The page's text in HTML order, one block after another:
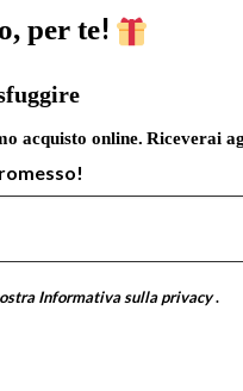
per te!
acquisto online. Riceverai
Informativa sulla privacy .